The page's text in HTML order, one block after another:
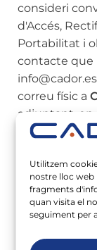
Utilitzem
nostre lloc web
fragments
quan visita el
seguiment per
consideri
d'Accés,
Portabilitat i
contacte que
correu físic a
adjuntant, en
o DNI (titular
desitja
oposició,
Li expliquem
cadascun